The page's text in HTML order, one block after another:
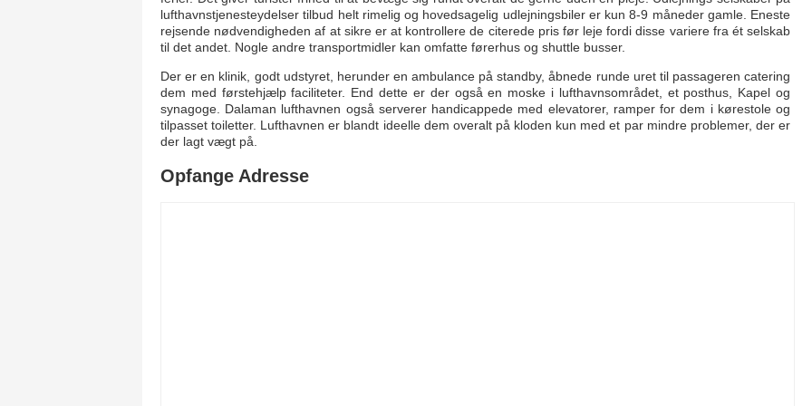
lufthavnstjenesteydelser tilbud helt rimelig og hovedsagelig udlejningsbiler er kun 8-9 måneder gamle. Eneste
rejsende nødvendigheden af at sikre er at kontrollere de citerede pris før leje fordi disse variere fra ét selskab
til det andet. Nogle andre transportmidler kan omfatte førerhus og shuttle busser.
Der er en klinik, godt udstyret, herunder en ambulance på standby, åbnede runde uret til passageren catering
dem med førstehjælp faciliteter. End dette er der også en moske i lufthavnsområdet, et posthus, Kapel og
synagoge. Dalaman lufthavnen også serverer handicappede med elevatorer, ramper for dem i kørestole og
tilpasset toiletter. Lufthavnen er blandt ideelle dem overalt på kloden kun med et par mindre problemer, der er
der lagt vægt på.
Opfange Adresse